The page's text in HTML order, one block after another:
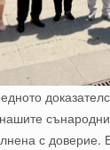
с доверие.